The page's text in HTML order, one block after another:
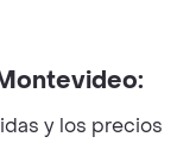
y los precios